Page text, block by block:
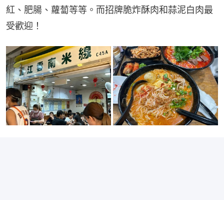
紅、肥腸、蘿蔔等等。而招牌脆炸酥肉和蒜泥白肉最
受歡迎！